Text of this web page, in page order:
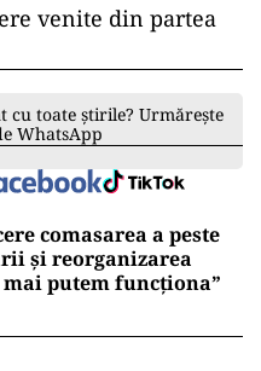
venite din partea
cu toate știrile? Urmărește
WhatsApp
comasarea a peste
și reorganizarea
putem funcționa”